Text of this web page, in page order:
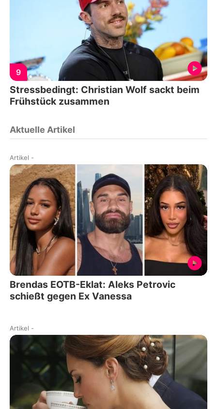
9
Stressbedingt: Christian Wolf sackt beim
Frühstück zusammen
Aktuelle Artikel
Artikel -
Brendas EOTB-Eklat: Aleks Petrovic
schießt gegen Ex Vanessa
Artikel -